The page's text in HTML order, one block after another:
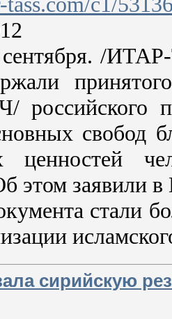
/
российского
свобод
ценностей
этом заявили
стали
сирийскую